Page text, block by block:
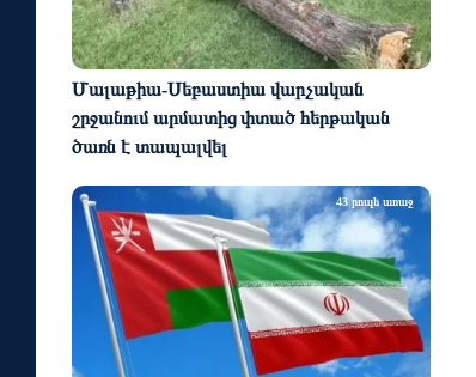
Մալաթիա-Սեբաստիա վարչական
շրջանում արմատից փտած հերթական
ծառն է տապալվել
43 րոպե առաջ